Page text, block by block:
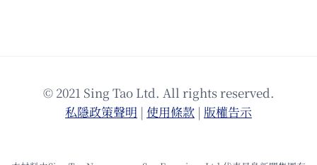
© 2021 Sing Tao Ltd. All rights reserved.
私隱政策聲明 | 使⽤條款 | 版權告⽰